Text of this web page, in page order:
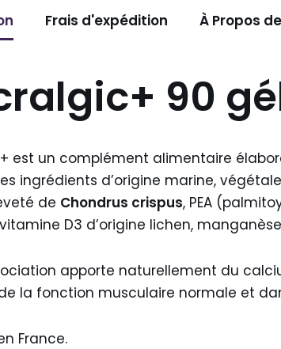
Frais d'expédition À Propos
90
est un complément alimentaire
ingrédients d’origine marine,
de Chondrus crispus, PEA
D3 d’origine lichen,
apporte naturellement du
la fonction musculaire normale et
France.